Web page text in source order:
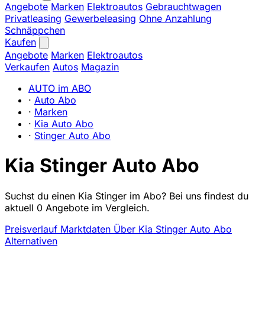
Angebote Marken Elektroautos Gebrauchtwagen
Privatleasing Gewerbeleasing Ohne Anzahlung
Schnäppchen
Kaufen
Angebote Marken Elektroautos
Verkaufen Autos Magazin
AUTO im ABO
· Auto Abo
· Marken
· Kia Auto Abo
· Stinger Auto Abo
Kia Stinger Auto Abo
Suchst du einen Kia Stinger im Abo? Bei uns findest du
aktuell 0 Angebote im Vergleich.
Preisverlauf Marktdaten Über Kia Stinger Auto Abo
Alternativen